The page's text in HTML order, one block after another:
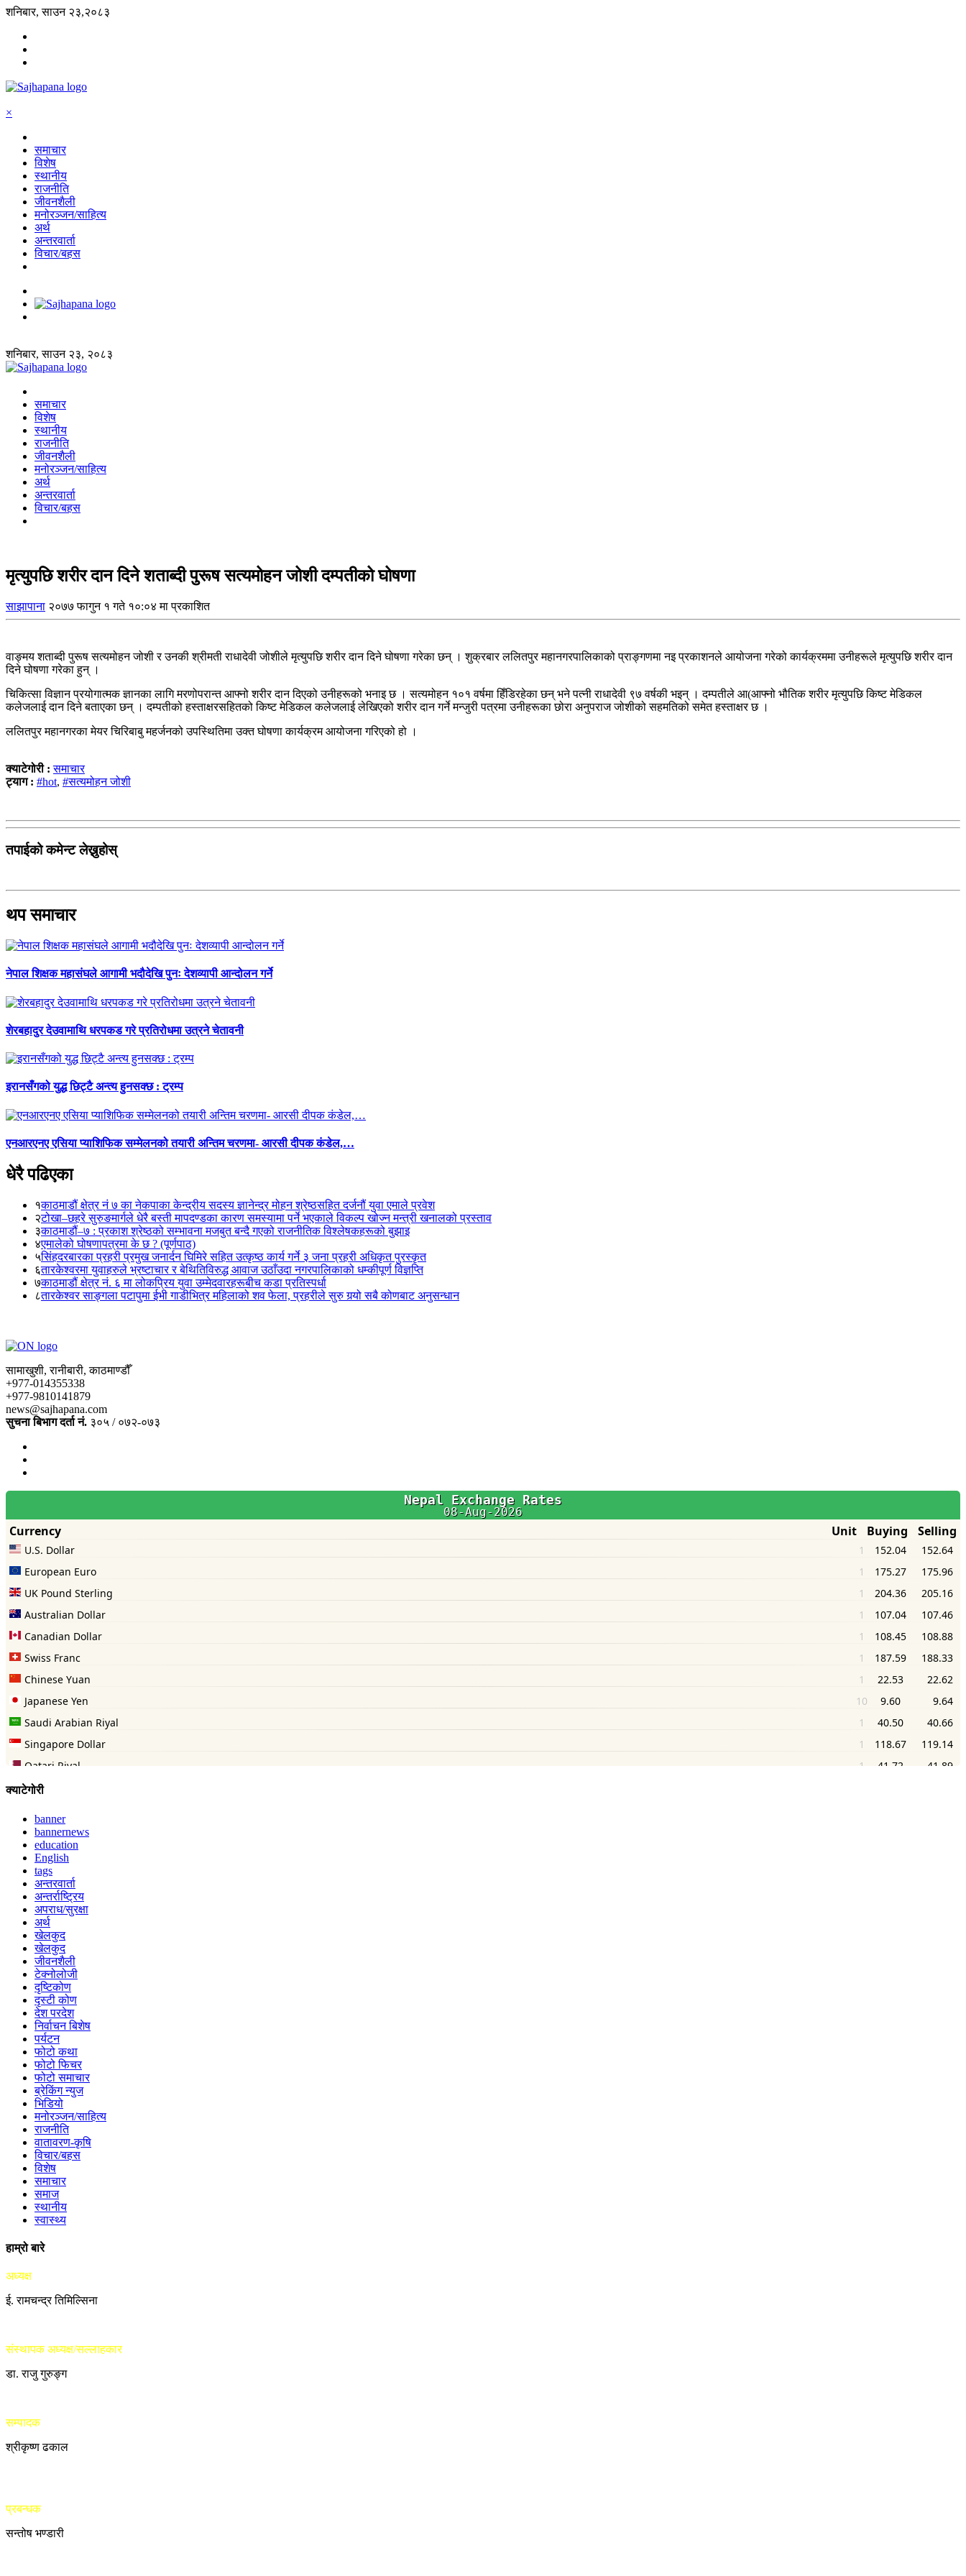
शनिबार, साउन २३,२०८३
×
समाचार
विशेष
स्थानीय
राजनीति
जीवनशैली
मनोरञ्जन/साहित्य
अर्थ
अन्तरवार्ता
विचार/बहस
शनिबार, साउन २३, २०८३
समाचार
विशेष
स्थानीय
राजनीति
जीवनशैली
मनोरञ्जन/साहित्य
अर्थ
अन्तरवार्ता
विचार/बहस
मृत्युपछि शरीर दान दिने शताब्दी पुरूष सत्यमोहन जोशी दम्पतीको घोषणा
साझापाना २०७७ फागुन १ गते १०:०४ मा प्रकाशित
वाङ्मय शताब्दी पुरूष सत्यमोहन जोशी र उनकी श्रीमती राधादेवी जोशीले मृत्युपछि शरीर दान दिने घोषणा गरेका छन् । शुक्रबार ललितपुर महानगरपालिकाको प्राङ्गणमा नइ प्रकाशनले आयोजना गरेको कार्यक्रममा उनीहरूले मृत्युपछि शरीर दान
दिने घोषणा गरेका हुन् ।
चिकित्सा विज्ञान प्रयोगात्मक ज्ञानका लागि मरणोपरान्त आफ्नो शरीर दान दिएको उनीहरूको भनाइ छ । सत्यमोहन १०१ वर्षमा हिँडिरहेका छन् भने पत्नी राधादेवी ९७ वर्षकी भइन् । दम्पतीले आ(आफ्नो भौतिक शरीर मृत्युपछि किष्ट मेडिकल
कलेजलाई दान दिने बताएका छन् । दम्पतीको हस्ताक्षरसहितको किष्ट मेडिकल कलेजलाई लेखिएको शरीर दान गर्ने मन्जुरी पत्रमा उनीहरूका छोरा अनुपराज जोशीको सहमतिको समेत हस्ताक्षर छ ।
ललितपुर महानगरका मेयर चिरिबाबु महर्जनको उपस्थितिमा उक्त घोषणा कार्यक्रम आयोजना गरिएको हो ।
क्याटेगोरी :समाचार
ट्याग : #hot, #सत्यमोहन जोशी
तपाईको कमेन्ट लेख्नुहोस्
थप समाचार
नेपाल शिक्षक महासंघले आगामी भदौदेखि पुनः देशव्यापी आन्दोलन गर्ने
शेरबहादुर देउवामाथि धरपकड गरे प्रतिरोधमा उत्रने चेतावनी
इरानसँगको युद्ध छिट्टै अन्त्य हुनसक्छ : ट्रम्प
एनआरएनए एसिया प्याशिफिक सम्मेलनको तयारी अन्तिम चरणमा- आरसी दीपक कंडेल,…
धेरै पढिएका
१काठमाडौं क्षेत्र नं ७ का नेकपाका केन्द्रीय सदस्य ज्ञानेन्द्र मोहन श्रेष्ठसहित दर्जनौं युवा एमाले प्रवेश
२टोखा–छहरे सुरुङमार्गले धेरै बस्ती मापदण्डका कारण समस्यामा पर्ने भएकाले विकल्प खोज्न मन्त्री खनालको प्रस्ताव
३काठमाडौं–७ : प्रकाश श्रेष्ठको सम्भावना मजबुत बन्दै गएको राजनीतिक विश्लेषकहरूको बुझाइ
४एमालेको घोषणापत्रमा के छ ? (पूर्णपाठ)
५सिंहदरबारका प्रहरी प्रमुख जनार्दन घिमिरे सहित उत्कृष्ठ कार्य गर्ने ३ जना प्रहरी अधिकृत पुरस्कृत
६तारकेश्वरमा युवाहरुले भ्रष्टाचार र बेथितिविरुद्ध आवाज उठाँउदा नगरपालिकाको धम्कीपूर्ण विज्ञप्ति
७काठमाडौं क्षेत्र नं. ६ मा लोकप्रिय युवा उम्मेदवारहरूबीच कडा प्रतिस्पर्धा
८तारकेश्वर साङ्गला पटापुमा ईभी गाडीभित्र महिलाको शव फेला, प्रहरीले सुरु गर्‍यो सबै कोणबाट अनुसन्धान
सामाखुशी, रानीबारी, काठमाण्डौँ
+977-014355338
+977-9810141879
news@sajhapana.com
सुचना बिभाग दर्ता नं. ३०५ / ०७२-०७३
क्याटेगोरी
banner
bannernews
education
English
tags
अन्तरवार्ता
अन्तर्राष्ट्रिय
अपराध/सुरक्षा
अर्थ
खेलकुद
खेलकुद
जीवनशैली
टेक्नोलोजी
दृष्टिकोण
दृस्टी कोण
देश परदेश
निर्वाचन बिशेष
पर्यटन
फोटो कथा
फोटो फिचर
फोटो समाचार
ब्रेकिंग न्युज
भिडियो
मनोरञ्जन/साहित्य
राजनीति
वातावरण-कृषि
विचार/बहस
विशेष
समाचार
समाज
स्थानीय
स्वास्थ्य
हाम्रो बारे
अध्यक्ष
ई. रामचन्द्र तिमिल्सिना
संस्थापक अध्यक्ष/सल्लाहकार
डा. राजु गुरुङ्ग
सम्पादक
श्रीकृष्ण ढकाल
प्रबन्धक
सन्तोष भण्डारी